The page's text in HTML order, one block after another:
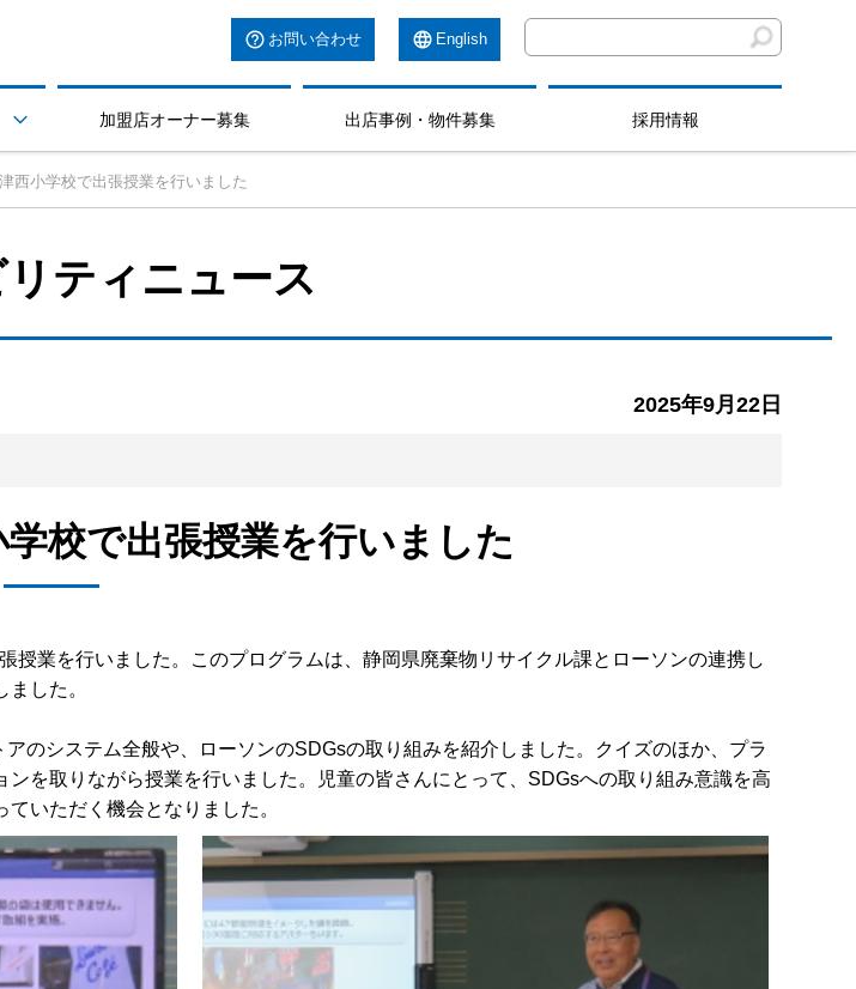
お問い合わせ English
 加盟店オーナー募集 出店事例・物件募集 採用情報
西小学校で出張授業を行いました
ティニュース
2025年9月22日
校で出張授業を行いました
業を行いました。このプログラムは、静岡県廃棄物リサイクル課とローソンの連携し
した。
のシステム全般や、ローソンのSDGsの取り組みを紹介しました。クイズのほか、プラ
を取りながら授業を行いました。児童の皆さんにとって、SDGsへの取り組み意識を高
いただく機会となりました。